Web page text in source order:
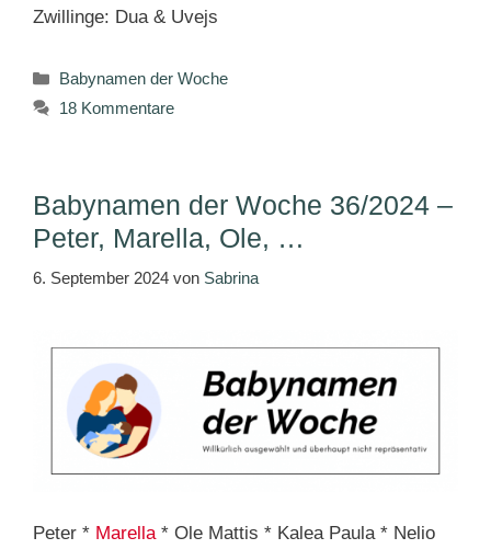
Zwillinge: Dua & Uvejs
Kategorien
Babynamen der Woche
18 Kommentare
Babynamen der Woche 36/2024 –
Peter, Marella, Ole, …
6. September 2024 von Sabrina
Peter * Marella* Ole Mattis * Kalea Paula * Nelio